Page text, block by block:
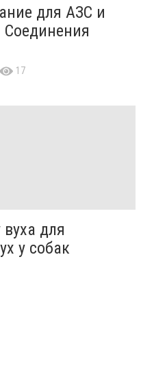
для АЗС и
Соединения
17
вуха для
у собак